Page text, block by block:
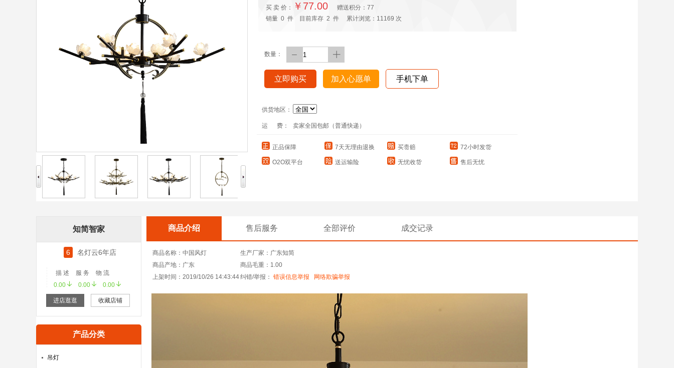
买 卖 价： ￥77.00赠送积分： 77
销量 0件 目前库存 2 件 累计浏览： 11169 次
数量：
立即购买 加入心愿单 手机下单
供货地区：
运 费： 卖家全国包邮（普通快递）
正品保障 7天无理由退换 买贵赔 72小时发货
O2O双平台 送运输险 无忧收货 售后无忧
知简智家
6 名灯云6年店
描 述 服 务
物 流
0.00
0.00 0.00
进店逛逛 收藏店铺
产品分类
吊灯
商品介绍 售后服务 全部评价 成交记录
商品名称：中国风灯
生产厂家：广东知简
商品产地：广东
商品毛重：1.00
上架时间：2019/10/26 14:43:44纠错/举报： 错误信息举报 网络欺骗举报